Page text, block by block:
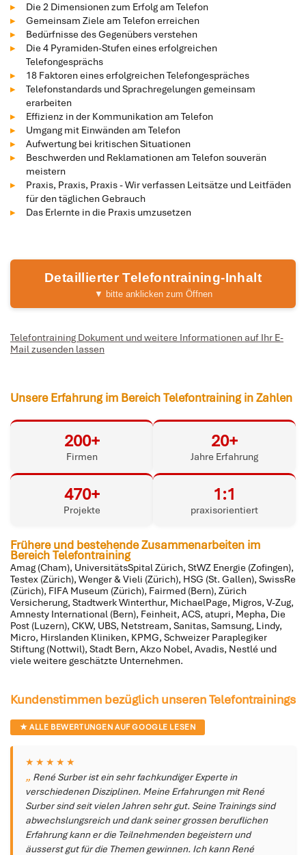
Die 2 Dimensionen zum Erfolg am Telefon
Gemeinsam Ziele am Telefon erreichen
Bedürfnisse des Gegenübers verstehen
Die 4 Pyramiden-Stufen eines erfolgreichen
Telefongesprächs
18 Faktoren eines erfolgreichen Telefongespräches
Telefonstandards und Sprachregelungen gemeinsam
erarbeiten
Effizienz in der Kommunikation am Telefon
Umgang mit Einwänden am Telefon
Aufwertung bei kritischen Situationen
Beschwerden und Reklamationen am Telefon souverän
meistern
Praxis, Praxis, Praxis - Wir verfassen Leitsätze und Leitfäden
für den täglichen Gebrauch
Das Erlernte in die Praxis umzusetzen
Detaillierter Telefontraining-Inhalt
▼ bitte anklicken zum Öffnen
Telefontraining Dokument und weitere Informationen auf Ihr E-
Mail zusenden lassen
Unsere Erfahrung im Bereich Telefontraining in Zahlen
200+
Firmen
20+
Jahre Erfahrung
470+
Projekte
1:1
praxisorientiert
Frühere und bestehende Zusammenarbeiten im
Bereich Telefontraining
Amag (Cham), UniversitätsSpital Zürich, StWZ Energie (Zofingen),
Testex (Zürich), Wenger & Vieli (Zürich), HSG (St. Gallen), SwissRe
(Zürich), FIFA Museum (Zürich), Fairmed (Bern), Zürich
Versicherung, Stadtwerk Winterthur, MichaelPage, Migros, V-Zug,
Amnesty International (Bern), Feinheit, ACS, atupri, Mepha, Die
Post (Luzern), CKW, UBS, Netstream, Sanitas, Samsung, Lindy,
Micro, Hirslanden Kliniken, KPMG, Schweizer Paraplegiker
Stiftung (Nottwil), Stadt Bern, Akzo Nobel, Avadis, Nestlé und
viele weitere geschätzte Unternehmen.
Kundenstimmen bezüglich unseren Telefontrainings
★ ALLE BEWERTUNGEN AUF GOOGLE LESEN
★★★★★
René Surber ist ein sehr fachkundiger Experte in
verschiedenen Disziplinen. Meine Erfahrungen mit René
Surber sind seit vielen Jahren sehr gut. Seine Trainings sind
abwechslungsreich und dank seiner grossen beruflichen
Erfahrung kann er die Teilnehmenden begeistern und
äusserst gut für die Themen gewinnen. Ich kann René